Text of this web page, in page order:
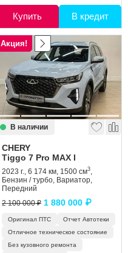
Купить В кредит
Акция!
В наличии
CHERY
Tiggo 7 Pro MAX I
2023 г., 6 174 км, 1500 см3,
Бензин / турбо, Вариатор,
Передний
2 100 000 ₽ 1 880 000 ₽
Оригинал ПТС
Отчет Автотеки
Отличное техническое состояние
Без кузовного ремонта